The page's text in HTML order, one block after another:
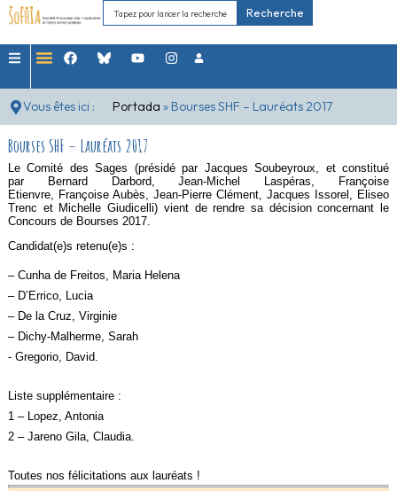
Recherche
Vous êtes ici : Portada » Bourses SHF – Lauréats 2017
Bourses SHF – Lauréats 2017
Le Comité des Sages (présidé par Jacques Soubeyroux, et constitué
par Bernard Darbord, Jean-Michel Laspéras, Françoise
Etienvre, Françoise Aubès, Jean-Pierre Clément, Jacques Issorel, Eliseo
Trenc et Michelle Giudicelli) vient de rendre sa décision concernant le
Concours de Bourses 2017.
Candidat(e)s retenu(e)s :
– Cunha de Freitos, Maria Helena
– D’Errico, Lucia
– De la Cruz, Virginie
– Dichy-Malherme, Sarah
​- Gregorio, David.
Liste supplémentaire :
1 – Lopez, Antonia
2 – Jareno Gila, Claudia.
Toutes nos félicitations aux lauréats !